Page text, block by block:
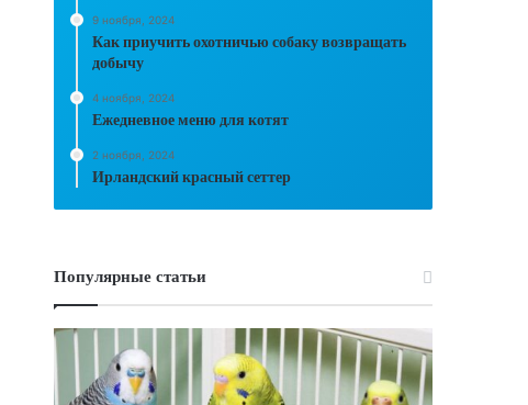
9 ноября, 2024
Как приучить охотничью собаку возвращать
добычу
4 ноября, 2024
Ежедневное меню для котят
2 ноября, 2024
Ирландский красный сеттер
Популярные статьи